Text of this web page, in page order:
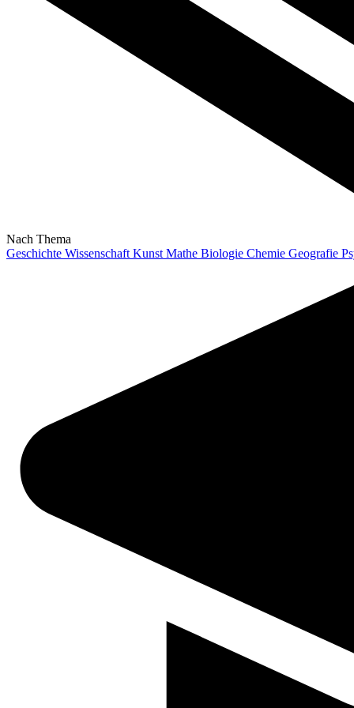
Nach Thema
Geschichte Wissenschaft Kunst Mathe Biologie Chemie Geografie